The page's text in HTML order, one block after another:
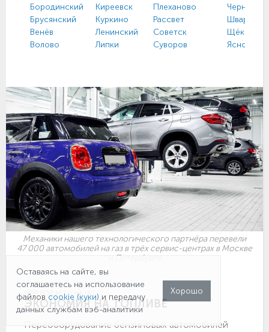
Бородинский
Брусянский
Венёв
Волово
Киреевск
Куркино
Ленинский
Липки
Плеханово
Рассвет
Советск
Суворов
Чернь
Щёкино
Ясногорск
Механики нашего технологического партнёра перевели
47 000 автомобилей на газ в трёх сервис-центрах в Москве
и Петербурге
ПЕРЕВОД АВТО НА ГАЗ
ЭКОНОМИЯ НА ТОПЛИВЕ
Переоборудование бензиновых автомобилей
Оставаясь на сайте, вы
соглашаетесь на использование
файлов cookie (куки)и передачу
данных службам вэб-аналитики
Хорошо